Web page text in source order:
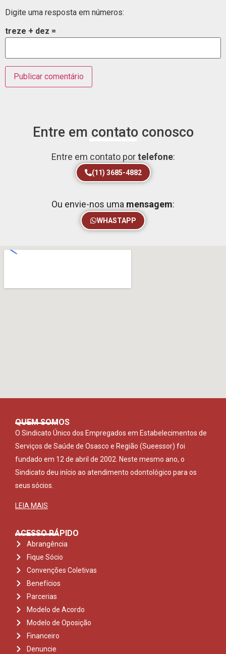
Digite uma resposta em números:
treze + dez =
Entre em contato conosco
Entre em contato portelefone:
(11) 3685-4882
Ou envie-nos uma mensagem:
WHASTAPP
QUEM SOMOS
O Sindicato Único dos Empregados em Estabelecimentos de
Serviços de Saúde de Osasco e Região (Sueessor) foi
fundado em 12 de abril de 2002. Neste mesmo ano, o
Sindicato deu início ao atendimento odontológico para os
seus sócios.
LEIA MAIS
ACESSO RÁPIDO
Abrangência
Fique Sócio
Convenções Coletivas
Benefícios
Parcerias
Modelo de Acordo
Modelo de Oposição
Financeiro
Denuncie